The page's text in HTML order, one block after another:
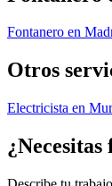
Fontanero en
Otros
Electricista en
¿Necesitas